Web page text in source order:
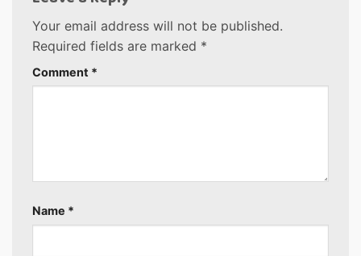
Your email address will not be published.
Required fields are marked *
Comment *
Name *